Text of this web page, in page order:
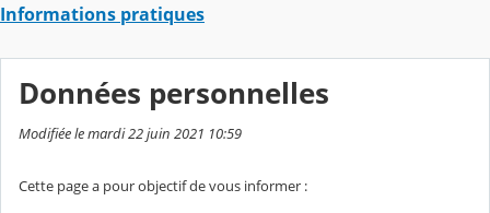
Informations pratiques
Données personnelles
Modifiée le mardi 22 juin 2021 10:59
Cette page a pour objectif de vous informer :